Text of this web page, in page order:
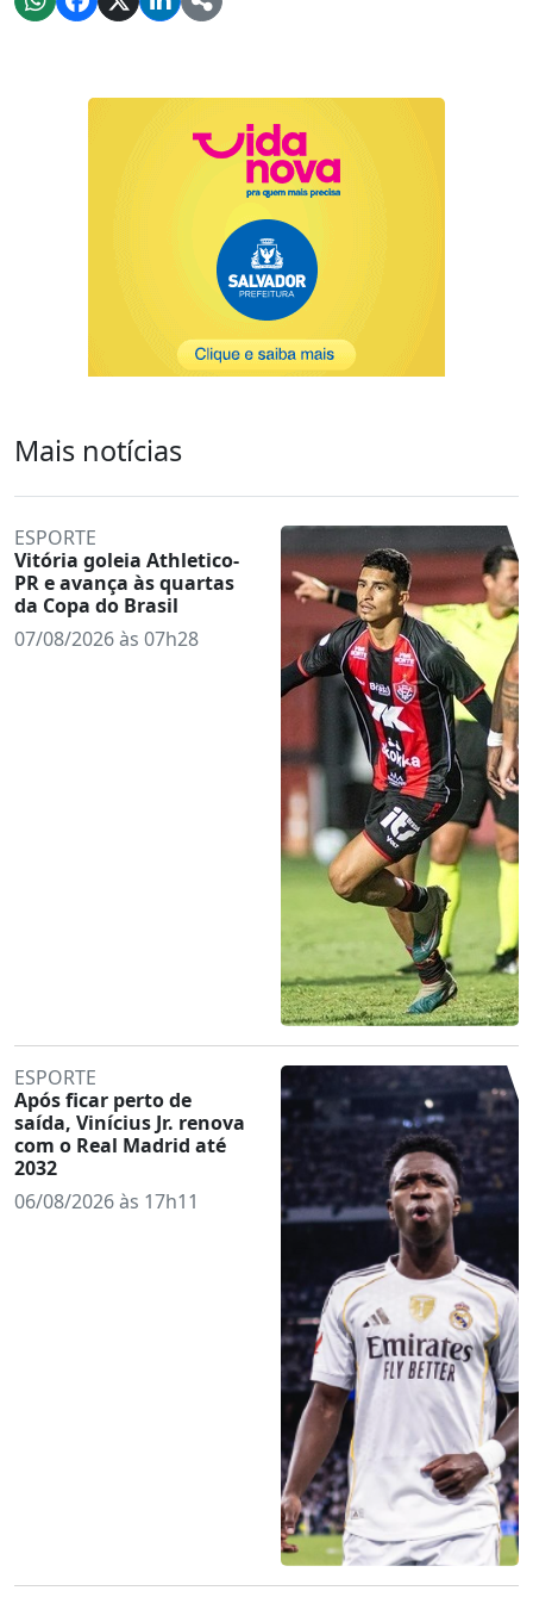
Mais notícias
ESPORTE
Vitória goleia Athletico-
PR e avança às quartas
da Copa do Brasil
07/08/2026 às 07h28
ESPORTE
Após ficar perto de
saída, Vinícius Jr. renova
com o Real Madrid até
2032
06/08/2026 às 17h11